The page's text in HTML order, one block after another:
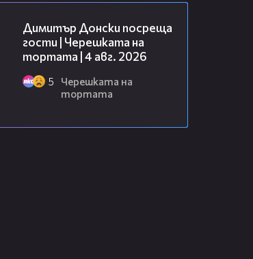
Димитър Донски посреща
гости | Черешката на
тортата | 4 авг. 2026
5
Черешката на
тортата